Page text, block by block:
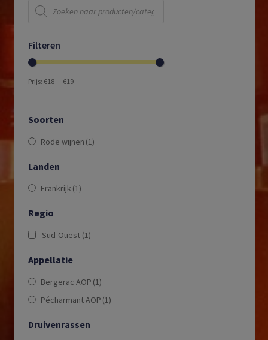
Producten
zoeken
Filteren
Prijs: €18— €19
Soorten
Rode wijnen (1)
Landen
Frankrijk (1)
Regio
Sud-Ouest (1)
Appellatie
Bergerac AOP (1)
Pécharmant AOP (1)
Druivenrassen